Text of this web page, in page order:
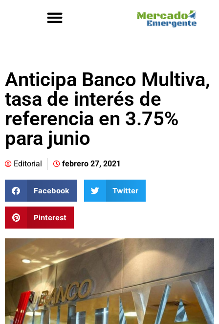
Anticipa Banco Multiva,
tasa de interés de
referencia en 3.75%
para junio
Editorial febrero 27, 2021
Facebook Twitter
Pinterest